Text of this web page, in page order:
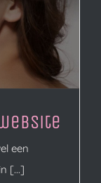
een
[...]